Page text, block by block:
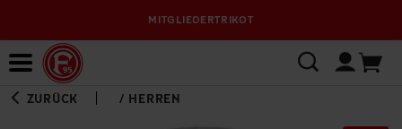
MITGLIEDERTRIKOT
ZURÜCK / HERREN